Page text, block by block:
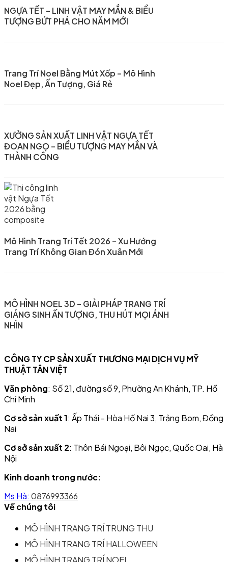
NGỰA TẾT – LINH VẬT MAY MẮN & BIỂU
TƯỢNG BỨT PHÁ CHO NĂM MỚI
Trang Trí Noel Bằng Mút Xốp – Mô Hình
Noel Đẹp, Ấn Tượng, Giá Rẻ
XƯỞNG SẢN XUẤT LINH VẬT NGỰA TẾT
ĐOAN NGỌ – BIỂU TƯỢNG MAY MẮN VÀ
THÀNH CÔNG
Mô Hình Trang Trí Tết 2026 – Xu Hướng
Trang Trí Không Gian Đón Xuân Mới
MÔ HÌNH NOEL 3D – GIẢI PHÁP TRANG TRÍ
GIÁNG SINH ẤN TƯỢNG, THU HÚT MỌI ÁNH
NHÌN
CÔNG TY CP SẢN XUẤT THƯƠNG MẠI DỊCH VỤ MỸ
THUẬT TÂN VIỆT
Văn phòng: Số 21, đường số 9, Phường An Khánh, TP. Hồ
Chí Minh
Cơ sở sản xuất 1: Ấp Thái - Hòa Hố Nai 3, Trảng Bom, Đồng
Nai
Cơ sở sản xuất 2: Thôn Bái Ngoại, Bôi Ngọc, Quốc Oai, Hà
Nội
Kinh doanh trong nước:
Ms Hà: 0876993366
Về chúng tôi
MÔ HÌNH TRANG TRÍ TRUNG THU
MÔ HÌNH TRANG TRÍ HALLOWEEN
MÔ HÌNH TRANG TRÍ NOEL